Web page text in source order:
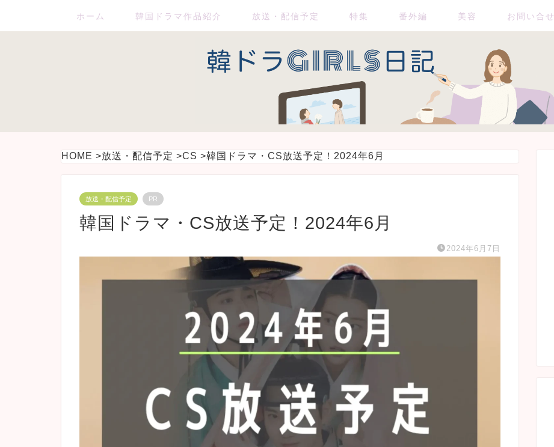
ホーム 韓国ドラマ作品紹介 放送・配信予定 特集 番外編 美容 お問い合せ
HOME >放送・配信予定 >CS >韓国ドラマ・CS放送予定！2024年6月
放送・配信予定 PR
韓国ドラマ・CS放送予定！2024年6月
2024年6月7日